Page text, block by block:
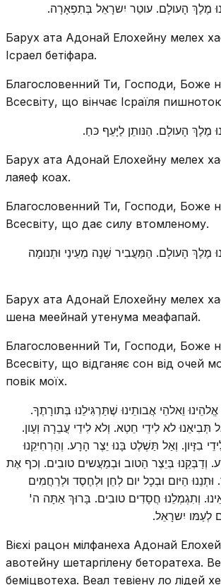
מֶלֶךְ הָעולָם. עוטֵר יִשרָאֵל בְּתִפְאָרָה.
Барух ата Адонай Елохейну мелех
Ісраел бетіфара.
Благословенний Ти, Господи, Боже
Всесвіту, що вінчає Ісраїля
מֶלֶךְ הָעולָם. הַנּותֵן לַיָּעֵף כּחַ.
Барух ата Адонай Елохейну мелех
лаяеф коах.
Благословенний Ти, Господи, Боже
Всесвіту, що дає силу втомленому.
מֶלֶךְ הָעולָם. הַמַּעֲבִיר שֵׁנָה מֵעֵינַי וּתְנוּמָה
Барух ата Адонай Елохейну мелех
шена меейнай утенума меафапай.
Благословенний Ти, Господи, Боже
Всесвіту, що відганяє сон від очей
повік моїх.
וֵאלהֵי אֲבותֵינוּ שֶׁתַּרְגִּילֵנוּ בְּתורָתֶךָ.
תְּבִיאֵנוּ לא לִידֵי חֵטְא. וְלא לִידֵי עֲבֵרָה וְעָון.
בִזָּיון. וְאַל תַּשְׁלֶט בָּנוּ יֵצֶר הָרָע. וְהַרְחִיקֵנוּ
וְדַבְּקֵנוּ בְּיֵצֶר הַטוב וּבְמַעֲשים טובִים. וְכף אֶת
הַיּום וּבְכָל יום לְחֵן וּלְחֶסֶד וּלְרַחֲמִים
וְתִגְמְלֵנוּ חֲסָדִים טובִים. בָּרוּךְ אַתָּה ה'
לְעַמּו יִשרָאֵל.
Вієхі рацон мілфанеха Адонай
авотейну шетаргілену беторатеха.
беміцвотеха. Веал тевіену ло лідей